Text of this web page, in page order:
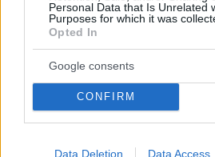
Personal Data that Is Unrelated
Purposes for which it was
Opted In
Google consents
CONFIRM
Data Deletion Data Access
Post Comment